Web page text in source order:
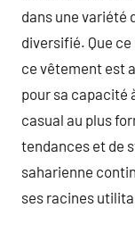
dans une variété
diversifié. Que
ce vêtement est
pour sa capacité
casual au plus
tendances et de
saharienne
ses racines